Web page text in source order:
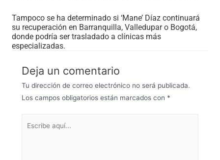
Tampoco se ha determinado si ‘Mane’ Díaz continuará
su recuperación en Barranquilla, Valledupar o Bogotá,
donde podría ser trasladado a clínicas más
especializadas.
Deja un comentario
Tu dirección de correo electrónico no será publicada.
Los campos obligatorios están marcados con *